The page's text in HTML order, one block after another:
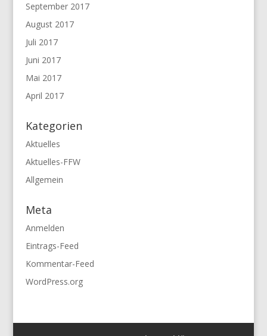
September 2017
August 2017
Juli 2017
Juni 2017
Mai 2017
April 2017
Kategorien
Aktuelles
Aktuelles-FFW
Allgemein
Meta
Anmelden
Eintrags-Feed
Kommentar-Feed
WordPress.org